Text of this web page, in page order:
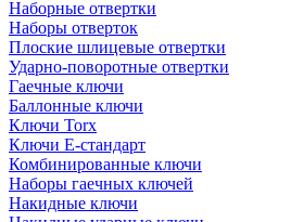
Наборные отвертки
Наборы отверток
Плоские шлицевые отвертки
Ударно-поворотные отвертки
Гаечные ключи
Баллонные ключи
Ключи Torx
Ключи Е-стандарт
Комбинированные ключи
Наборы гаечных ключей
Накидные ключи